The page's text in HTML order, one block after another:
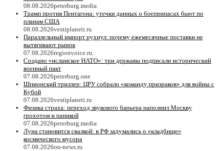
08.08.2026peterburg.media
Трамп против Пентагона: утечки данных о боеприпасах бьют по
планам США
08.08.2026vestiplaneti.ru
Параллельный импорт рухнул: почему ежемесячные поставки не
вытягивают рынок
07.08.2026regionvoice.ru
Создано «исламское НАТО»: три державы подписали исторический
военный пакт
07.08.2026peterburg.one
Шпионский триллер: ЦРУ собрало «команду призраков» для войны с
Кубой
07.08.2026vestiplaneti.ru
Физика страха: переход звукового барьера наполнил Москву
грохотом и паникой
07.08.2026peterburg.media
Луна становится свалкой: в РФ задумались о «кладбище»
космического мусора
07.08.2026on-news.ru